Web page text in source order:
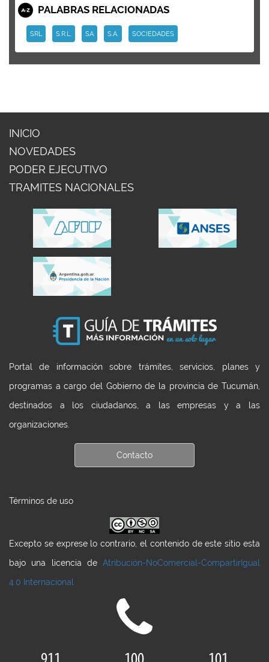
PALABRAS RELACIONADAS
SRL S.R.L. SA S.A. SOCIEDADES
INICIO
NOVEDADES
PODER EJECUTIVO
TRAMITES NACIONALES
Portal de información sobre trámites, servicios, planes y
programas a cargo del Gobierno de la provincia de Tucumán,
destinados a los ciudadanos, a las empresas y a las
organizaciones.
Contacto
Términos de uso
Excepto se exprese lo contrario, el contenido de este sitio esta
bajo una licencia de Atribución-NoComercial-CompartirIgual
4.0 Internacional